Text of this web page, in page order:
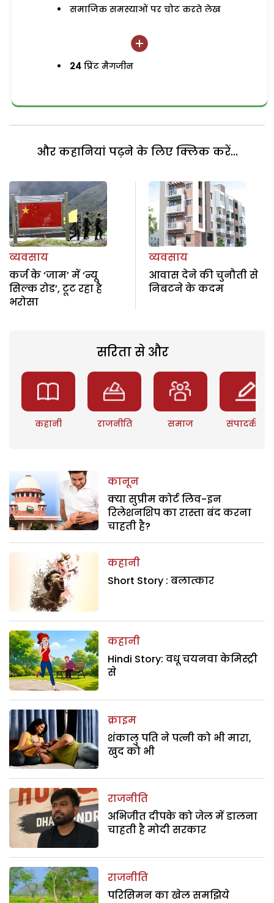
समाजिक समस्याओं पर चोट करते लेख
24 प्रिंट मैगजीन
और कहानियां पढ़ने के लिए क्लिक करें...
व्यवसाय
कर्ज के ‘जाम’ में ‘न्यू
सिल्क रोड’, टूट रहा है
भरोसा
व्यवसाय
आवास देने की चुनौती से
निबटने के कदम
सरिता से और
कहानी राजनीति समाज संपादकीय
कानून
क्या सुप्रीम कोर्ट लिव-इन
रिलेशनशिप का रास्ता बंद करना
चाहती है?
कहानी
Short Story : बलात्कार
कहानी
Hindi Story: वधू चयनवा केमिस्ट्री
से
क्राइम
शंकालु पति ने पत्नी को भी मारा,
खुद को भी
राजनीति
अभिजीत दीपके को जेल में डालना
चाहती है मोदी सरकार
राजनीति
परिसिमन का खेल समझिये